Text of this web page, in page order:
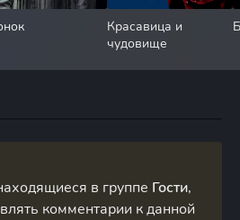
Красавица и
чудовище
в группе Гости,
комментарии к данной